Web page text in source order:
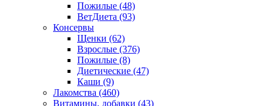
Пожилые (48)
ВетДиета (93)
Консервы
Щенки (62)
Взрослые (376)
Пожилые (8)
Диетические (47)
Каши (9)
Лакомства (460)
Витамины, добавки (43)